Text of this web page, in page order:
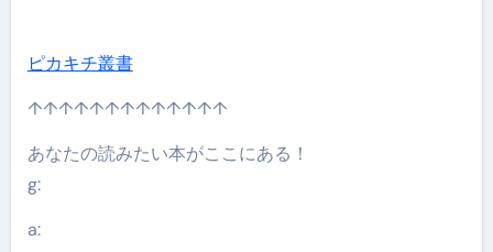
ピカキチ叢書
↑↑↑↑↑↑↑↑↑↑↑↑↑
あなたの読みたい本がここにある！
g:
a: